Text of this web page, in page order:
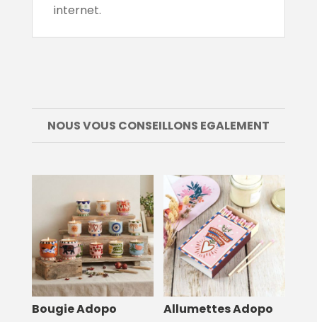
internet.
NOUS VOUS CONSEILLONS EGALEMENT
Bougie Adopo Allumettes Adopo